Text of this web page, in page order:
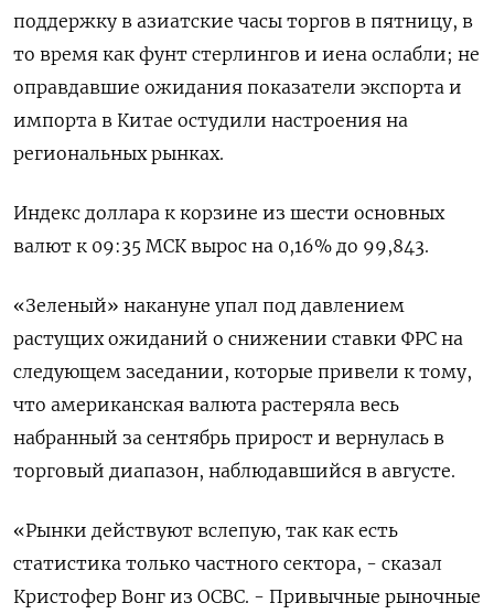
поддержку в азиатские часы торгов в пятницу, в
то время как фунт стерлингов и иена ослабли; не
оправдавшие ожидания показатели экспорта и
импорта в Китае остудили настроения на
региональных рынках.
Индекс доллара к корзине из шести основных
валют к 09:35 МСК вырос на 0,16% до 99,843​.
«Зеленый» накануне упал под давлением
растущих ожиданий о снижении ставки ФРС на
следующем заседании, которые привели к тому,
что американская валюта растеряла весь
набранный за сентябрь прирост и вернулась в
торговый диапазон, наблюдавшийся в августе.
«Рынки действуют вслепую, так как есть
статистика только частного сектора, - сказал
Кристофер Вонг из OCBC. - Привычные рыночные